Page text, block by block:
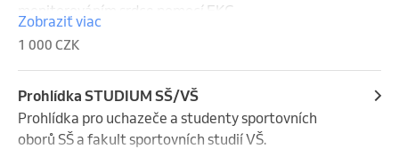
monitorováním srdce pomocí EKG.
Pouze pro sportovce do 15 let věku nebo 3 tréninků
za týden.
Zobraziť viac
1 000 CZK
Prohlídka STUDIUM SŠ/VŠ
Prohlídka pro uchazeče a studenty sportovních
oborů SŠ a fakult sportovních studií VŠ.